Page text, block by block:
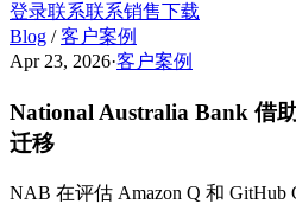
登录联系联系销售下载
Blog / 客户案例
Apr 23, 2026·客户案例
National Australia Bank 借
迁移
NAB 在评估 Amazon Q 和 GitHub